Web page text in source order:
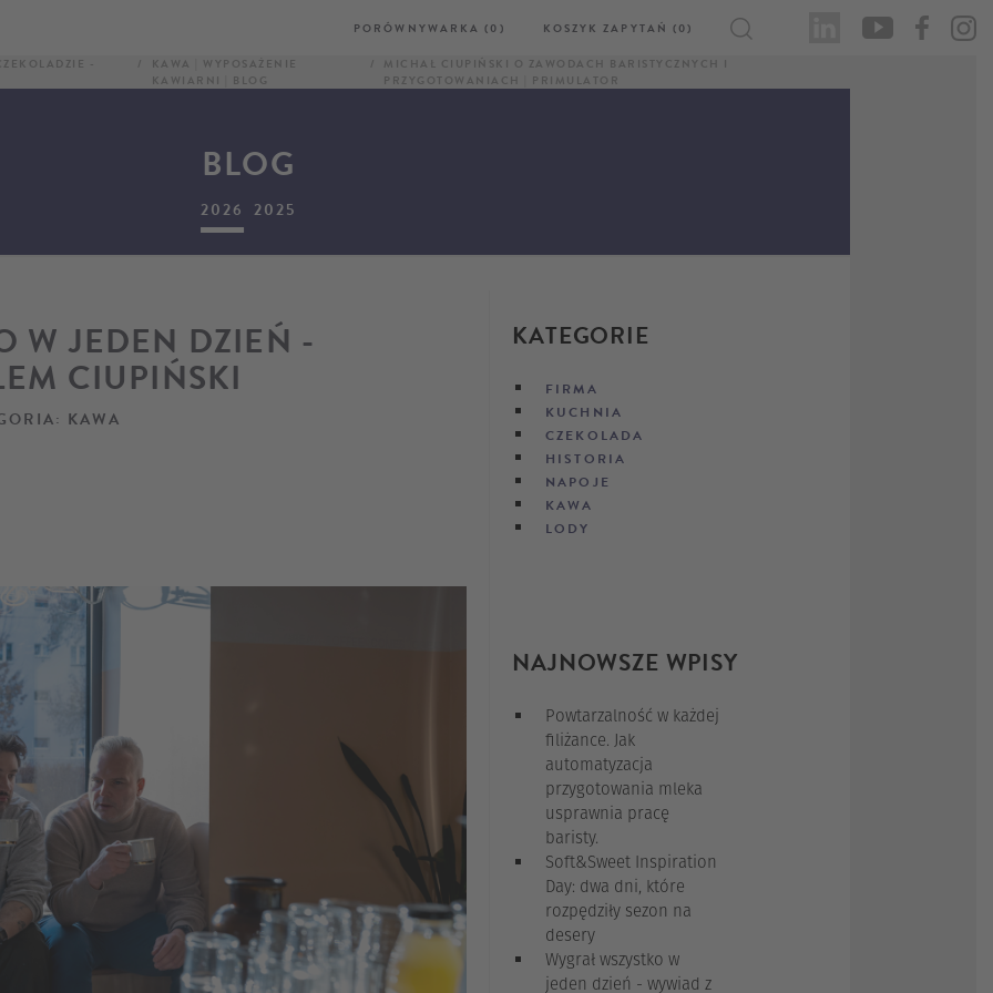
PORÓWNYWARKA (0) KOSZYK ZAPYTAŃ (0)
-
KAWA | WYPOSAŻENIE
KAWIARNI | BLOG
MICHAŁ CIUPIŃSKI O ZAWODACH BARISTYCZNYCH I
PRZYGOTOWANIACH | PRIMULATOR
BLOG
2026 2025
W JEDEN DZIEŃ -
CIUPIŃSKI
KAWA
KATEGORIE
FIRMA
KUCHNIA
CZEKOLADA
HISTORIA
NAPOJE
KAWA
LODY
NAJNOWSZE WPISY
Powtarzalność w każdej
filiżance. Jak
automatyzacja
przygotowania mleka
usprawnia pracę
baristy.
Soft&Sweet Inspiration
Day: dwa dni, które
rozpędziły sezon na
desery
Wygrał wszystko w
jeden dzień - wywiad z